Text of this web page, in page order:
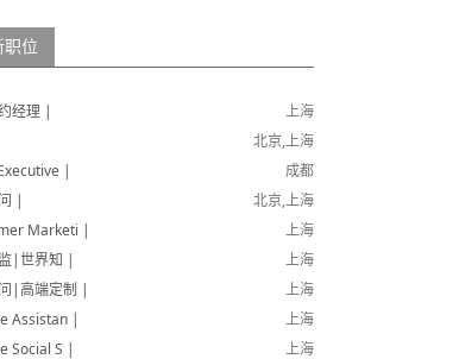
职位
上海
经理 |
北京,上海
成都
|
北京,上海
|
上海
Marketi |
上海
|世界知 |
上海
|高端定制 |
上海
Assistan |
上海
Social S |